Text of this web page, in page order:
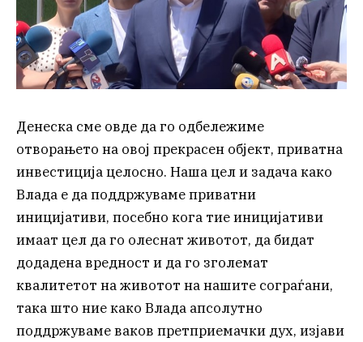
Денеска сме овде да го одбележиме
отворањето на овој прекрасен објект, приватна
инвестиција целосно. Наша цел и задача како
Влада е да поддржуваме приватни
иницијативи, посебно кога тие иницијативи
имаат цел да го олеснат животот, да бидат
додадена вредност и да го зголемат
квалитетот на животот на нашите сограѓани,
така што ние како Влада апсолутно
поддржуваме ваков претприемачки дух, изјави